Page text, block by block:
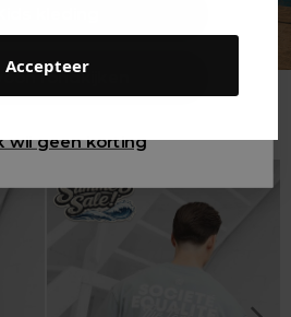
Accepteer
rondkijken
wil geen korting